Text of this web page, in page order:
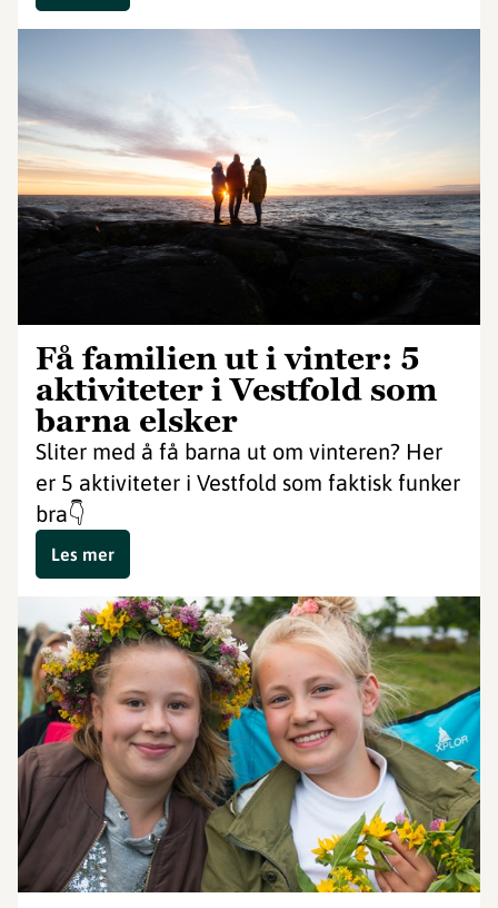
Få familien ut i vinter: 5
aktiviteter i Vestfold som
barna elsker
Sliter med å få barna ut om vinteren? Her
er 5 aktiviteter i Vestfold som faktisk funker
bra👇
Les mer